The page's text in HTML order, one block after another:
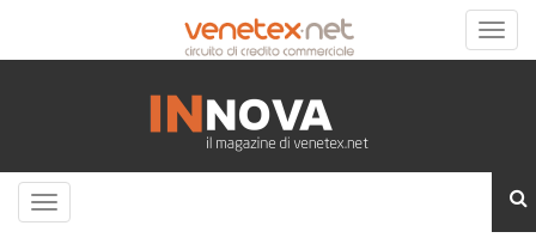
Toggle
Toggle